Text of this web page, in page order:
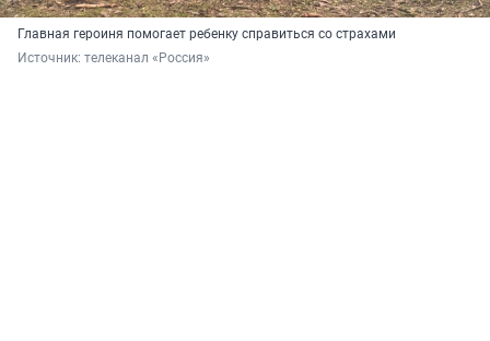
Главная героиня помогает ребенку справиться со страхами
Источник: телеканал «Россия»